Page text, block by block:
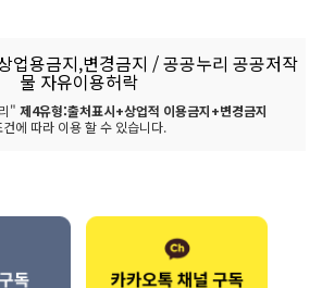
" 제4유형:출처표시+상업적 이용금지+변경금지
건에 따라 이용 할 수 있습니다.